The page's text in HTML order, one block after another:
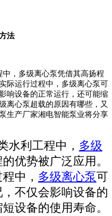
法
，多级离心泵凭借其高扬程
际运行过程中，多级离心泵可
响设备的正常运行，还可能缩
离心泵超载的原因有哪些，又
生产厂家湘电智能泵业将分享
利工程中， 多级
优势被广泛应用。
中， 多级离心泵可
不仅会影响设备的
设备的使用寿命。